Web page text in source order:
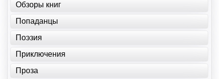
Обзоры книг
Попаданцы
Поэзия
Приключения
Проза